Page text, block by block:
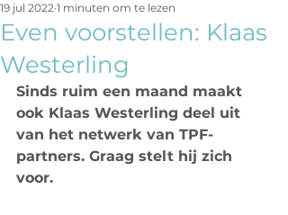
Even voorstellen: Klaas
Westerling
19 jul 2022 1 minuten om te lezen
Sinds ruim een maand maakt
ook Klaas Westerling deel uit
van het netwerk van TPF-
partners. Graag stelt hij zich
voor.